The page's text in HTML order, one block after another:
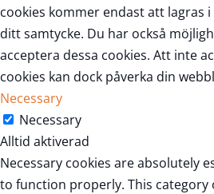
cookies kommer endast att lagras
ditt samtycke. Du har också
acceptera dessa cookies. Att inte
cookies kan dock påverka din
Necessary
Necessary
Alltid aktiverad
Necessary cookies are absolutely
to function properly. This category